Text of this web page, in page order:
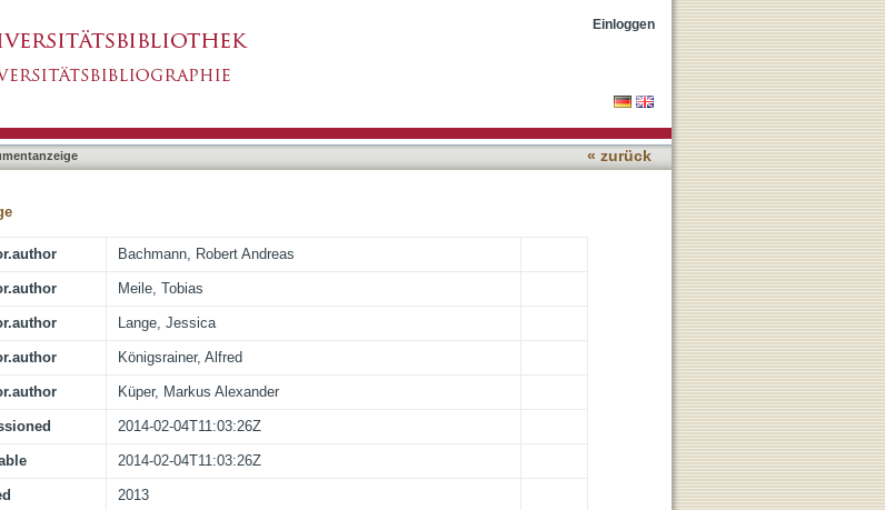
Einloggen
« zurück
Bachmann, Robert Andreas
Meile, Tobias
Lange, Jessica
Königsrainer, Alfred
Küper, Markus Alexander
2014-02-04T11:03:26Z
2014-02-04T11:03:26Z
2013